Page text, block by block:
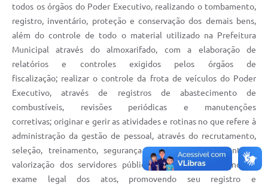
todos os órgãos do Poder Executivo, realizando o tombamento,
registro, inventário, proteção e conservação dos demais bens,
além do controle de todo o material utilizado na Prefeitura
Municipal através do almoxarifado, com a elaboração de
relatórios e controles exigidos pelos órgãos de
fiscalização; realizar o controle da frota de veículos do Poder
Executivo, através de registros de abastecimento de
combustíveis, revisões periódicas e manutenções
corretivas; originar e gerir as atividades e rotinas no que refere à
administração da gestão de pessoal, através do recrutamento,
seleção, treinamento, segurança do trabalho, pagamento e
valorização dos servidores públicos municipais, efetuando o
exame legal dos atos, promovendo seu registro e